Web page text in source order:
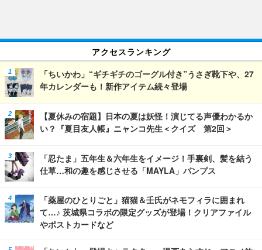
アクセスランキング
「ちいかわ」“ギチギチのゴーグル付き”うさぎ靴下や、27
年カレンダーも！新作アイテム続々登場
【夏休みの宿題】日本の夏は妖怪！演じてる声優わかるか
い？『夏目友人帳』ニャンコ先生＜クイズ 第2回＞
「忍たま」五年生＆六年生をイメージ！手裏剣、髪を結う
仕草…和の趣を感じさせる「MAYLA」パンプス
「薬屋のひとりごと」猫猫＆壬氏がネモフィラに囲まれ
て…♪ 茨城県コラボの限定グッズが登場！クリアファイル
やポストカードなど